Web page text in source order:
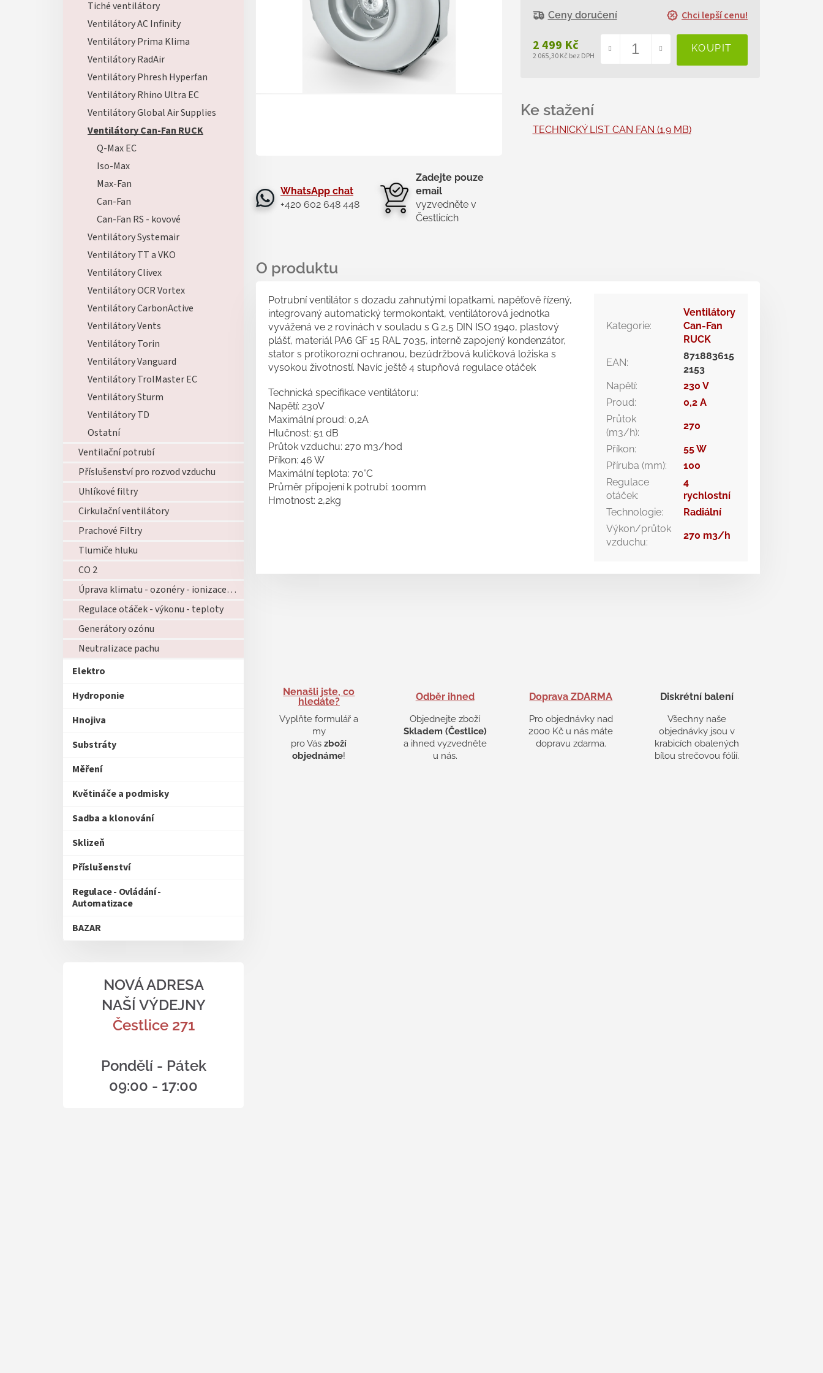
Tiché ventilátory
Ventilátory AC Infinity
Ventilátory Prima Klima
Ventilátory RadAir
Ventilátory Phresh Hyperfan
Ventilátory Rhino Ultra EC
Ventilátory Global Air Supplies
Ventilátory Can-Fan RUCK
Q-Max EC
Iso-Max
Max-Fan
Can-Fan
Can-Fan RS - kovové
Ventilátory Systemair
Ventilátory TT a VKO
Ventilátory Clivex
Ventilátory OCR Vortex
Ventilátory CarbonActive
Ventilátory Vents
Ventilátory Torin
Ventilátory Vanguard
Ventilátory TrolMaster EC
Ventilátory Sturm
Ventilátory TD
Ostatní
Ventilační potrubí
Příslušenství pro rozvod vzduchu
Uhlíkové filtry
Cirkulační ventilátory
Prachové Filtry
Tlumiče hluku
CO 2
Úprava klimatu - ozonéry - ionizace - zvlhčovače - atd...
Regulace otáček - výkonu - teploty
Generátory ozónu
Neutralizace pachu
Elektro
Hydroponie
Hnojiva
Substráty
Měření
Květináče a podmisky
Sadba a klonování
Sklizeň
Příslušenství
Regulace - Ovládání -
Automatizace
BAZAR
NOVÁ ADRESA
NAŠÍ VÝDEJNY
Čestlice 271
Pondělí - Pátek
09:00 - 17:00
WhatsApp chat
+420 602 648 448
Zadejte pouze
email
vyzvedněte v
Čestlicích
2 499 Kč
2 065,30 Kč bez DPH
Ceny doručení Chci lepší cenu!
TECHNICKÝ LIST CAN FAN (1.9 MB)
Nenašli jste, co
hledáte?
Vyplňte formulář a
my
pro Vászboží
objednáme!
Odběr ihned
Objednejte zboží
Skladem (Čestlice)
a ihned vyzvedněte
u nás.
Doprava ZDARMA
Pro objednávky nad
2000 Kč u nás máte
dopravu zdarma.
Diskrétní balení
Všechny naše
objednávky jsou v
krabicích obalených
bílou strečovou fólií.
Potrubní ventilátor s dozadu zahnutými lopatkami, napěťově řízený,
integrovaný automatický termokontakt, ventilátorová jednotka
vyvážená ve 2 rovinách v souladu s G 2,5 DIN ISO 1940, plastový
plášť, materiál PA6 GF 15 RAL 7035, interně zapojený kondenzátor,
stator s protikorozní ochranou, bezúdržbová kuličková ložiska s
vysokou životností. Navíc ještě 4 stupňová regulace otáček
Technická specifikace ventilátoru:
Napětí: 230V
Maximální proud: 0,2A
Hlučnost: 51 dB
Průtok vzduchu: 270 m3/hod
Příkon: 46 W
Maximální teplota: 70°C
Průměr připojení k potrubí: 100mm
Hmotnost: 2,2kg
Kategorie:
Ventilátory
Can-Fan
RUCK
EAN:
871883615
2153
Napětí:
230 V
Proud:
0,2 A
Průtok
(m3/h):
270
Příkon:
55 W
Příruba (mm):
100
Regulace
otáček:
4
rychlostní
Technologie:
Radiální
Výkon/průtok
vzduchu:
270 m3/h